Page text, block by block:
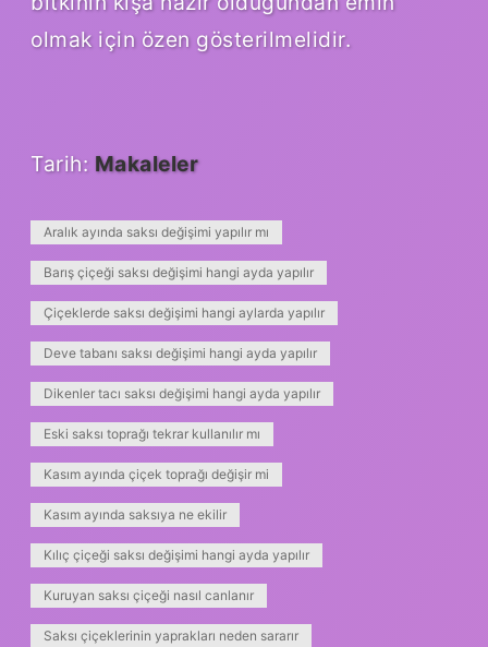
olmak için özen gösterilmelidir.
Tarih: Makaleler
Aralık ayında saksı değişimi yapılır mı
Barış çiçeği saksı değişimi hangi ayda yapılır
Çiçeklerde saksı değişimi hangi aylarda yapılır
Deve tabanı saksı değişimi hangi ayda yapılır
Dikenler tacı saksı değişimi hangi ayda yapılır
Eski saksı toprağı tekrar kullanılır mı
Kasım ayında çiçek toprağı değişir mi
Kasım ayında saksıya ne ekilir
Kılıç çiçeği saksı değişimi hangi ayda yapılır
Kuruyan saksı çiçeği nasıl canlanır
Saksı çiçeklerinin yaprakları neden sararır